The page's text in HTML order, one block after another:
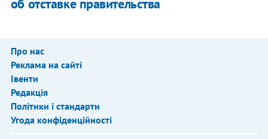
Про нас
Реклама на сайті
Івенти
Редакція
Політики і стандарти
Угода конфіденційності